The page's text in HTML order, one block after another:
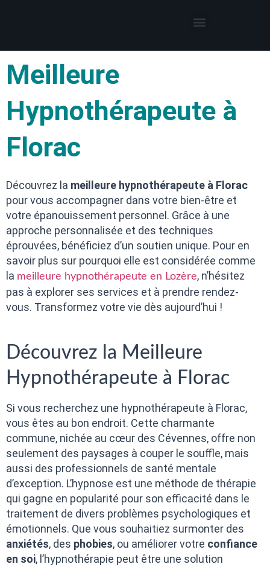
Meilleure
Hypnothérapeute à
Florac
Découvrez la meilleure hypnothérapeute à Florac
pour vous accompagner dans votre bien-être et
votre épanouissement personnel. Grâce à une
approche personnalisée et des techniques
éprouvées, bénéficiez d’un soutien unique. Pour en
savoir plus sur pourquoi elle est considérée comme
la meilleure hypnothérapeute en Lozère, n’hésitez
pas à explorer ses services et à prendre rendez-
vous. Transformez votre vie dès aujourd’hui !
Découvrez la Meilleure
Hypnothérapeute à Florac
Si vous recherchez une hypnothérapeute à Florac,
vous êtes au bon endroit. Cette charmante
commune, nichée au cœur des Cévennes, offre non
seulement des paysages à couper le souffle, mais
aussi des professionnels de santé mentale
d’exception. L’hypnose est une méthode de thérapie
qui gagne en popularité pour son efficacité dans le
traitement de divers problèmes psychologiques et
émotionnels. Que vous souhaitiez surmonter des
anxiétés, des phobies, ou améliorer votre confiance
en soi, l’hypnothérapie peut être une solution